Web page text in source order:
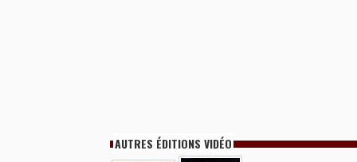
AUTRES ÉDITIONS VIDÉO